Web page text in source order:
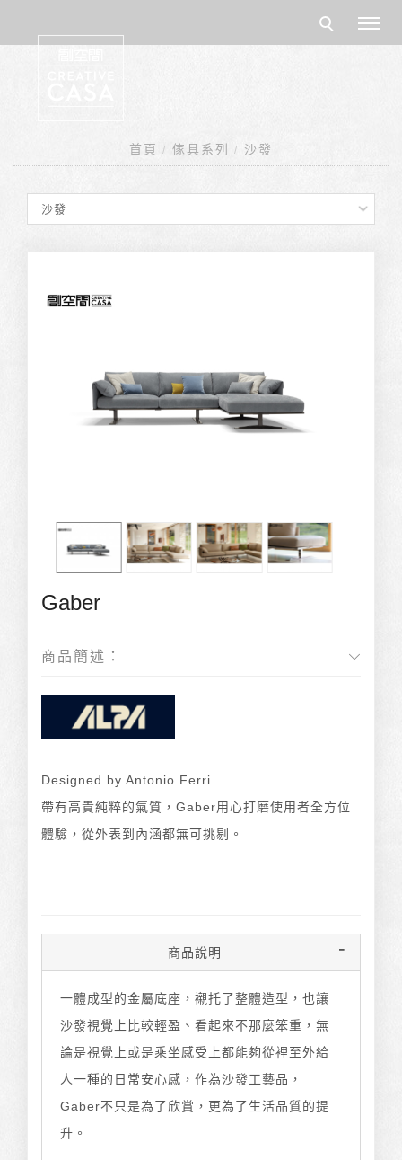
首頁 傢具系列 沙發
Gaber
商品簡述：
Designed by Antonio Ferri
帶有高貴純粹的氣質，Gaber用心打磨使用者全方位
體驗，從外表到內涵都無可挑剔。
商品說明
一體成型的金屬底座，襯托了整體造型，也讓
沙發視覺上比較輕盈、看起來不那麼笨重，無
論是視覺上或是乘坐感受上都能夠從裡至外給
人一種的日常安心感，作為沙發工藝品，
Gaber不只是為了欣賞，更為了生活品質的提
升。